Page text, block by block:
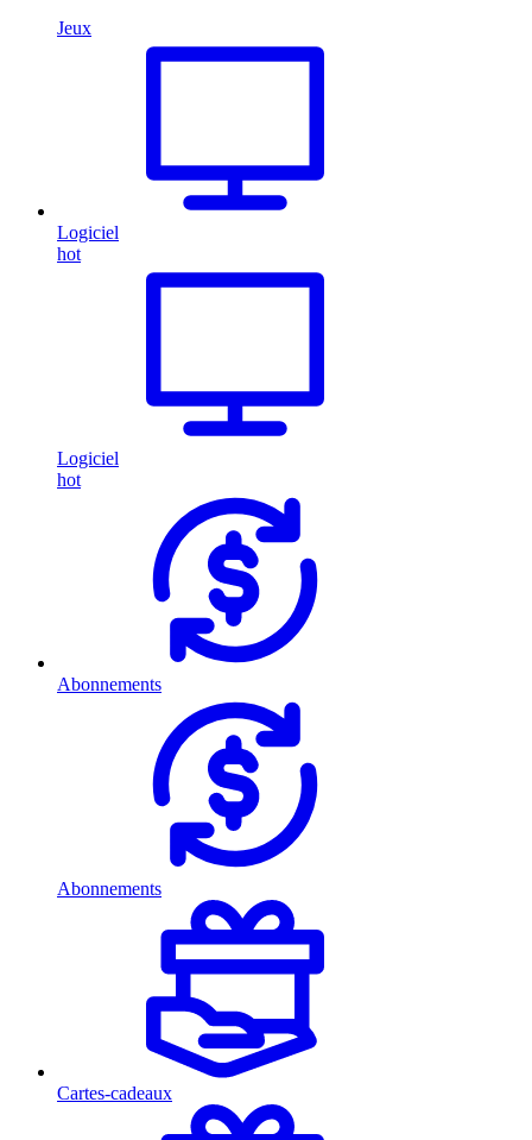
Jeux
Logiciel
hot
Logiciel
hot
Abonnements
Abonnements
Cartes-cadeaux